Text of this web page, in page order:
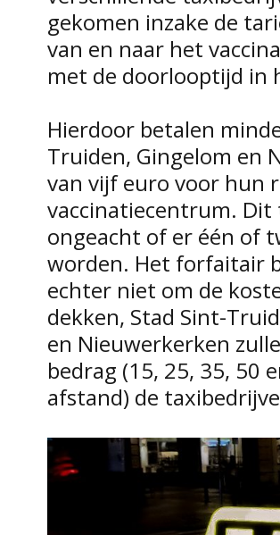
gekomen inzake de
van en naar het
met de doorlooptijd in
Hierdoor betalen
Truiden, Gingelom en
van vijf euro voor hun
vaccinatiecentrum.
ongeacht of er één of
worden. Het forfaitair
echter niet om de
dekken, Stad Sint-
en Nieuwerkerken
bedrag (15, 25, 35, 50
afstand) de